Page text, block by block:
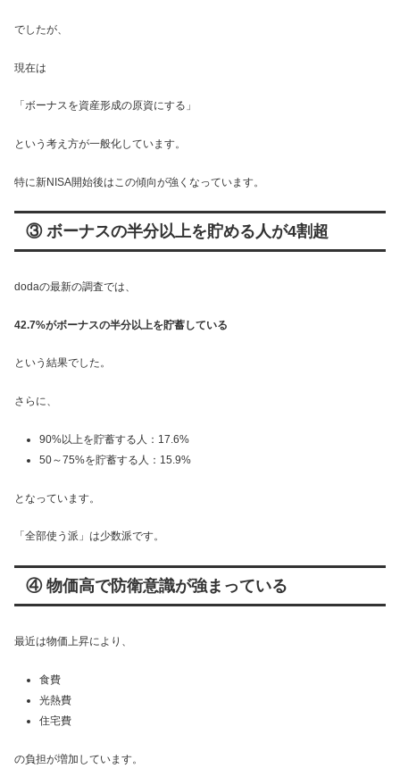
でしたが、
現在は
「ボーナスを資産形成の原資にする」
という考え方が一般化しています。
特に新NISA開始後はこの傾向が強くなっています。
③ ボーナスの半分以上を貯める人が4割超
dodaの最新の調査では、
42.7%がボーナスの半分以上を貯蓄している
という結果でした。
さらに、
90%以上を貯蓄する人：17.6%
50～75%を貯蓄する人：15.9%
となっています。
「全部使う派」は少数派です。
④ 物価高で防衛意識が強まっている
最近は物価上昇により、
食費
光熱費
住宅費
の負担が増加しています。